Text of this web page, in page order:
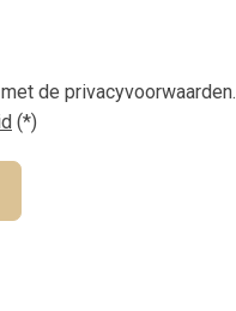
de privacyvoorwaarden.
(*)